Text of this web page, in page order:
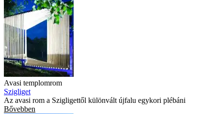
Avasi templomrom
Szigliget
Az avasi rom a Szigligettől különvált újfalu egykori plébáni
Bővebben